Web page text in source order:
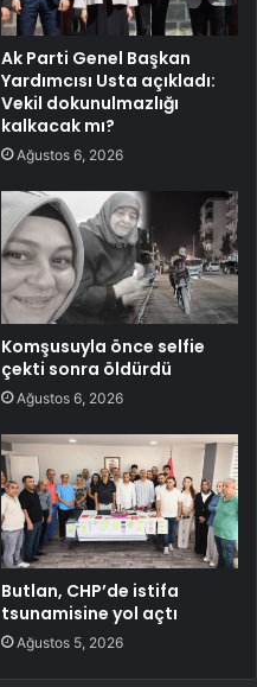
Ak Parti Genel Başkan
Yardımcısı Usta açıkladı:
Vekil dokunulmazlığı
kalkacak mı?
Ağustos 6, 2026
Komşusuyla önce selfie
çekti sonra öldürdü
Ağustos 6, 2026
Butlan, CHP’de istifa
tsunamisine yol açtı
Ağustos 5, 2026